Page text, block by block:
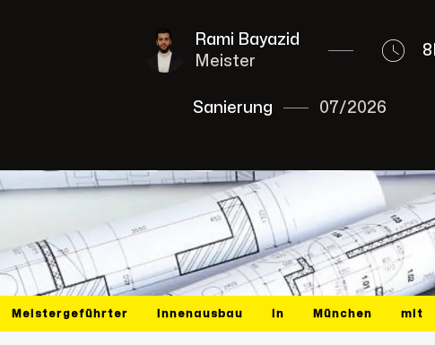
Rami Bayazid
Meister
8
Sanierung 07/2026
Meistergeführter Innenausbau in München mit